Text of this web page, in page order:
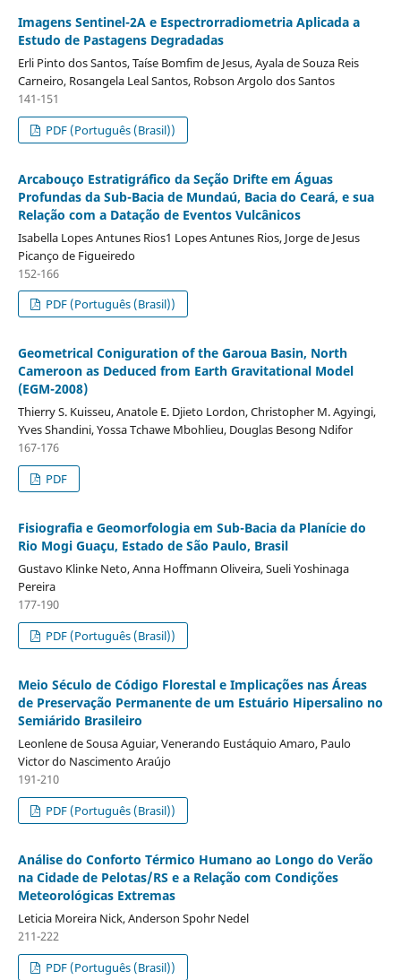
Imagens Sentinel-2A e Espectrorradiometria Aplicada a
Estudo de Pastagens Degradadas
Erli Pinto dos Santos, Taíse Bomfim de Jesus, Ayala de Souza Reis
Carneiro, Rosangela Leal Santos, Robson Argolo dos Santos
141-151
PDF (Português (Brasil))
Arcabouço Estratigráfico da Seção Drifte em Águas
Profundas da Sub-Bacia de Mundaú, Bacia do Ceará, e sua
Relação com a Datação de Eventos Vulcânicos
Isabella Lopes Antunes Rios1 Lopes Antunes Rios, Jorge de Jesus
Picanço de Figueiredo
152-166
PDF (Português (Brasil))
Geometrical Coniguration of the Garoua Basin, North
Cameroon as Deduced from Earth Gravitational Model
(EGM-2008)
Thierry S. Kuisseu, Anatole E. Djieto Lordon, Christopher M. Agyingi,
Yves Shandini, Yossa Tchawe Mbohlieu, Douglas Besong Ndifor
167-176
PDF
Fisiografia e Geomorfologia em Sub-Bacia da Planície do
Rio Mogi Guaçu, Estado de São Paulo, Brasil
Gustavo Klinke Neto, Anna Hoffmann Oliveira, Sueli Yoshinaga
Pereira
177-190
PDF (Português (Brasil))
Meio Século de Código Florestal e Implicações nas Áreas
de Preservação Permanente de um Estuário Hipersalino no
Semiárido Brasileiro
Leonlene de Sousa Aguiar, Venerando Eustáquio Amaro, Paulo
Victor do Nascimento Araújo
191-210
PDF (Português (Brasil))
Análise do Conforto Térmico Humano ao Longo do Verão
na Cidade de Pelotas/RS e a Relação com Condições
Meteorológicas Extremas
Leticia Moreira Nick, Anderson Spohr Nedel
211-222
PDF (Português (Brasil))